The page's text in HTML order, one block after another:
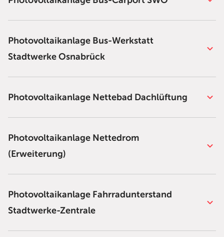
Photovoltaikanlage Bus-Werkstatt
Stadtwerke Osnabrück
Photovoltaikanlage Nettebad Dachlüftung
Photovoltaikanlage Nettedrom
(Erweiterung)
Photovoltaikanlage Fahrradunterstand
Stadtwerke-Zentrale